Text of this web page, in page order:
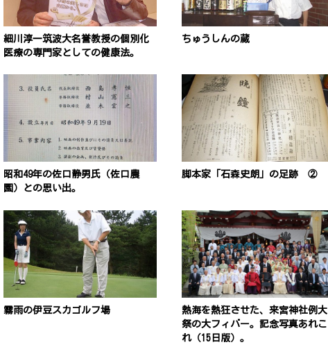
細川淳一筑波大名誉教授の個別化
医療の専門家としての健康法。
ちゅうしんの蔵
昭和49年の佐口静男氏（佐口農
園）との思い出。
脚本家「石森史朗」の足跡 ②
霧雨の伊豆スカゴルフ場
熱海を熱狂させた、来宮神社例大
祭の大フィバー。記念写真あれこ
れ（15日版）。